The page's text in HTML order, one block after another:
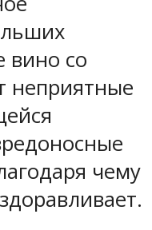
вино со
неприятные
чему